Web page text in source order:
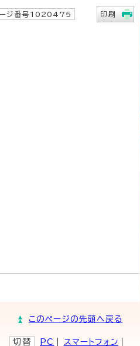
ジ番号1020475 印刷
このページの先頭へ戻る
切替 PC スマートフォン